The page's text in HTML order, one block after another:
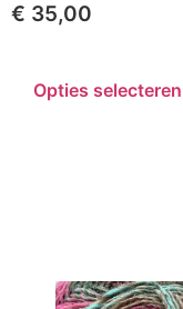
€ 35,00
Opties selecteren